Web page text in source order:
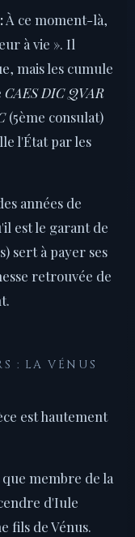
À ce moment-là,
à vie ». Il
mais les cumule
CAES DIC QVAR
(5ème consulat)
l'État par les
années de
est le garant de
sert à payer ses
retrouvée de
: LA VÉNUS
est hautement
membre de la
d'Iule
fils de Vénus.